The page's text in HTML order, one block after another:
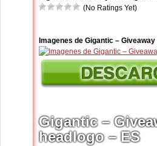
(No Ratings Yet)
Imagenes de Gigantic –
Gigantic –
headlogo – ES